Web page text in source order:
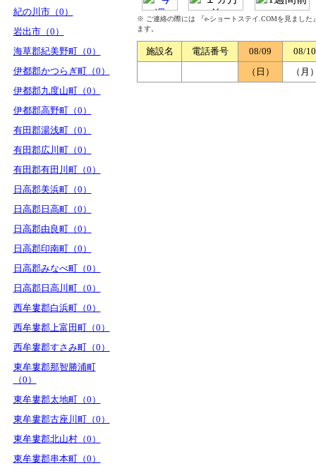
紀の川市（0）
岩出市（0）
海草郡紀美野町（0）
伊都郡かつらぎ町（0）
伊都郡九度山町（0）
伊都郡高野町（0）
有田郡湯浅町（0）
有田郡広川町（0）
有田郡有田川町（0）
日高郡美浜町（0）
日高郡日高町（0）
日高郡由良町（0）
日高郡印南町（0）
日高郡みなべ町（0）
日高郡日高川町（0）
西牟婁郡白浜町（0）
西牟婁郡上富田町（0）
西牟婁郡すさみ町（0）
東牟婁郡那智勝浦町
（0）
東牟婁郡太地町（0）
東牟婁郡古座川町（0）
東牟婁郡北山村（0）
東牟婁郡串本町（0）
※ ご連絡の際には 『e-ショートステイ.COMを見まし
ます。
施設名 電話番号 08/09
08/10
（日）
（月